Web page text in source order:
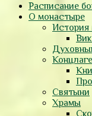
Расписание
О монастыре
История
Святыни
Храмы